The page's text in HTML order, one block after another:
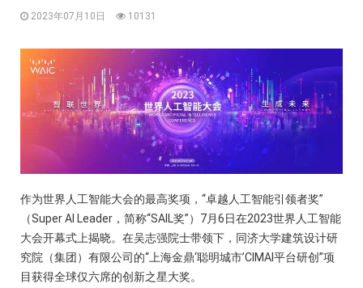
2023年07月10日 10131
作为世界人工智能大会的最高奖项，“卓越人工智能引领者奖”
（Super AI Leader，简称“SAIL奖”）7月6日在2023世界人工智能
大会开幕式上揭晓。在吴志强院士带领下，同济大学建筑设计研
究院（集团）有限公司的“上海金鼎‘聪明城市’CIMAI平台研创”项
目获得全球仅六席的创新之星大奖。